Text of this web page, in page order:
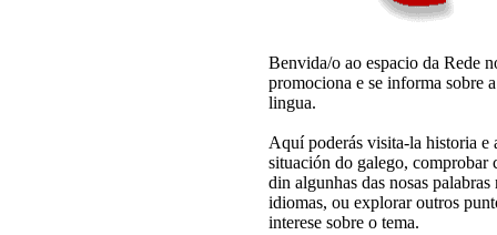
Benvida/o ao espacio da Rede
promociona e se informa sobre
lingua.
Aquí poderás visita-la historia e
situación do galego, comprobar
din algunhas das nosas palabras
idiomas, ou explorar outros
interese sobre o tema.